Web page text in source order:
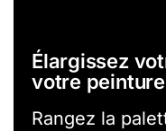
Élargissez
votre
Rangez la